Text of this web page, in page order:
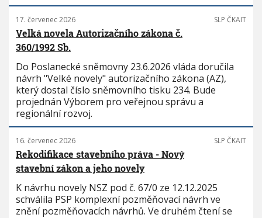
17. červenec 2026 SLP ČKAIT
Velká novela Autorizačního zákona č.
360/1992 Sb.
Do Poslanecké sněmovny 23.6.2026 vláda doručila
návrh "Velké novely" autorizačního zákona (AZ),
který dostal číslo sněmovního tisku 234. Bude
projednán Výborem pro veřejnou správu a
regionální rozvoj.
16. červenec 2026 SLP ČKAIT
Rekodifikace stavebního práva - Nový
stavební zákon a jeho novely
K návrhu novely NSZ pod č. 67/0 ze 12.12.2025
schválila PSP komplexní pozměňovací návrh ve
znění pozměňovacích návrhů. Ve druhém čtení se